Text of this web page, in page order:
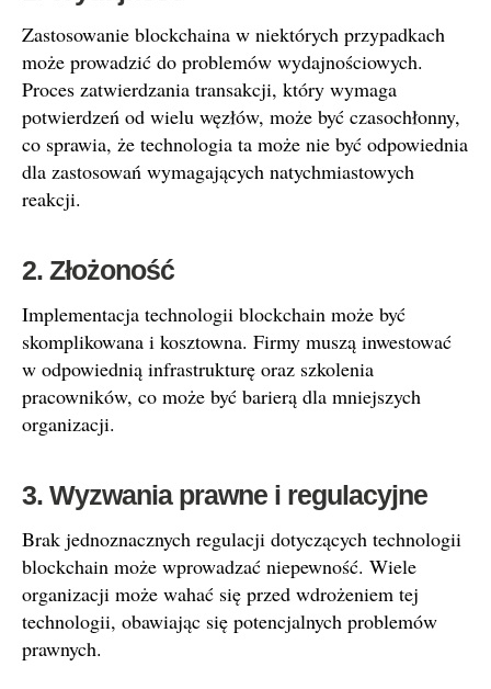
Zastosowanie blockchaina w niektórych przypadkach
może prowadzić do problemów wydajnościowych.
Proces zatwierdzania transakcji, który wymaga
potwierdzeń od wielu węzłów, może być czasochłonny,
co sprawia, że technologia ta może nie być odpowiednia
dla zastosowań wymagających natychmiastowych
reakcji.
2. Złożoność
Implementacja technologii blockchain może być
skomplikowana i kosztowna. Firmy muszą inwestować
w odpowiednią infrastrukturę oraz szkolenia
pracowników, co może być barierą dla mniejszych
organizacji.
3. Wyzwania prawne i regulacyjne
Brak jednoznacznych regulacji dotyczących technologii
blockchain może wprowadzać niepewność. Wiele
organizacji może wahać się przed wdrożeniem tej
technologii, obawiając się potencjalnych problemów
prawnych.